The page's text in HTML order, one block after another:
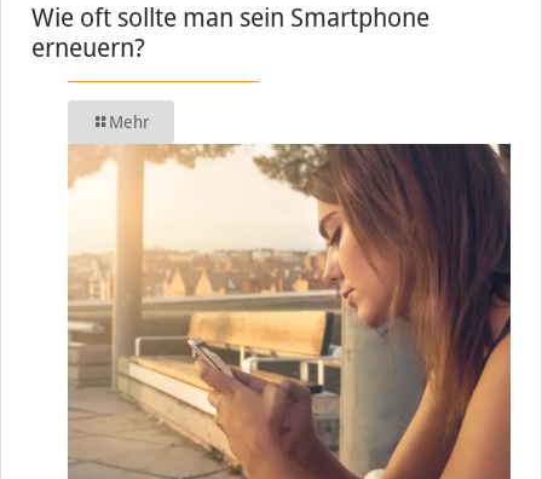
Wie oft sollte man sein Smartphone
erneuern?
Mehr